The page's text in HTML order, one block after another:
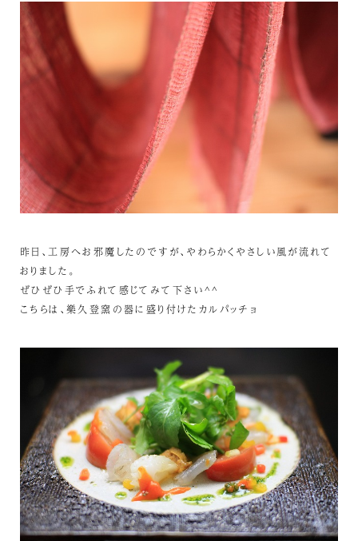
昨日、工房へお邪魔したのですが、やわらかくやさしい風が流れて
おりました。
ぜひぜひ手でふれて感じてみて下さい^^
こちらは、樂久登窯の器に盛り付けたカルパッチョ